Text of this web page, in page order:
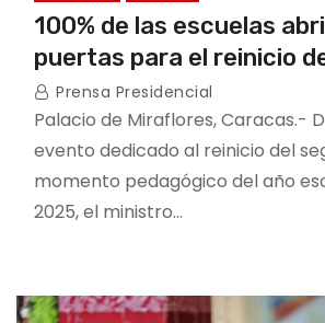
100% de las escuelas
puertas para el reinicio
Prensa Presidencial
Palacio de Miraflores, Caracas.-
evento dedicado al reinicio del
momento pedagógico del año
2025, el ministro…